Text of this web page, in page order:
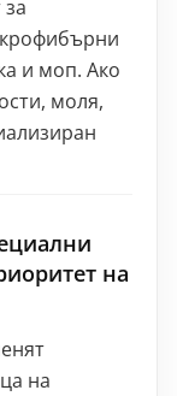
и моп. Ако
моля,
на
на